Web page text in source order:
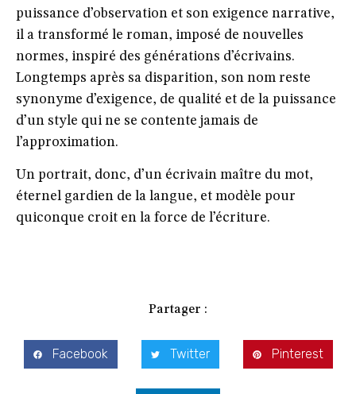
puissance d’observation et son exigence narrative,
il a transformé le roman, imposé de nouvelles
normes, inspiré des générations d’écrivains.
Longtemps après sa disparition, son nom reste
synonyme d’exigence, de qualité et de la puissance
d’un style qui ne se contente jamais de
l’approximation.
Un portrait, donc, d’un écrivain maître du mot,
éternel gardien de la langue, et modèle pour
quiconque croit en la force de l’écriture.
Partager :
Facebook Twitter Pinterest